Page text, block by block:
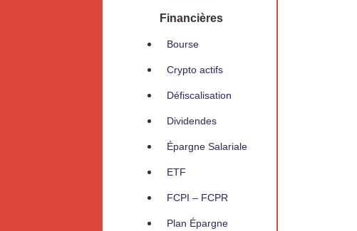
Financières
Bourse
Crypto actifs
Défiscalisation
Dividendes
Épargne Salariale
ETF
FCPI – FCPR
Plan Épargne